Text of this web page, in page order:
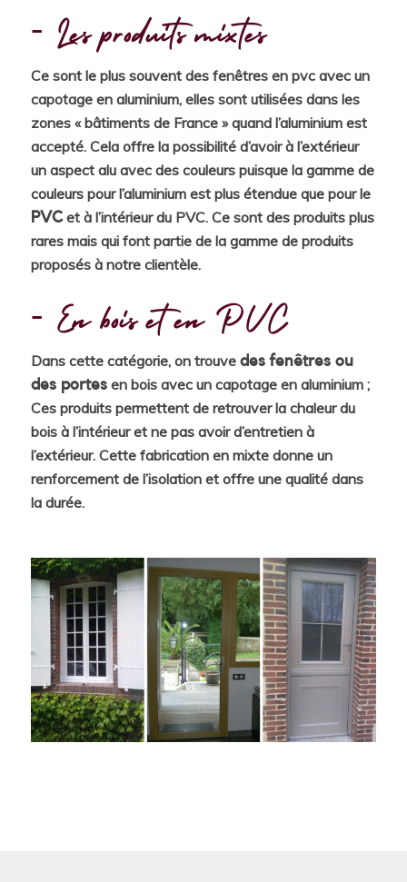
Les produits mixtes
Ce sont le plus souvent des fenêtres en pvc avec un
capotage en aluminium, elles sont utilisées dans les
zones « bâtiments de France » quand l’aluminium est
accepté. Cela offre la possibilité d’avoir à l’extérieur
un aspect alu avec des couleurs puisque la gamme de
couleurs pour l’aluminium est plus étendue que pour le
PVCet à l’intérieur du PVC. Ce sont des produits plus
rares mais qui font partie de la gamme de produits
proposés à notre clientèle.
En bois et en PVC
Dans cette catégorie, on trouve des fenêtres ou
des portesen bois avec un capotage en aluminium ;
Ces produits permettent de retrouver la chaleur du
bois à l’intérieur et ne pas avoir d’entretien à
l’extérieur. Cette fabrication en mixte donne un
renforcement de l’isolation et offre une qualité dans
la durée.